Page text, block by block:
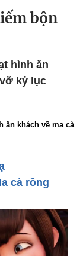
bộn
hình ăn
kỷ lục
ăn khách về ma cà
cà rồng